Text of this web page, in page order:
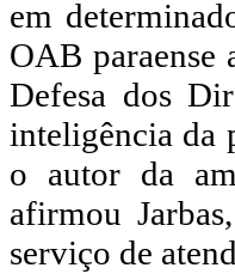
em
OAB paraense
Defesa dos
inteligência da
o autor da
afirmou
serviço de